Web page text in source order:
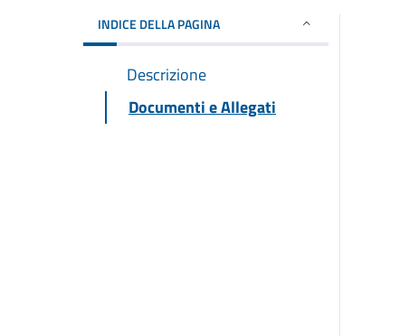
INDICE DELLA PAGINA
Descrizione
Documenti e Allegati